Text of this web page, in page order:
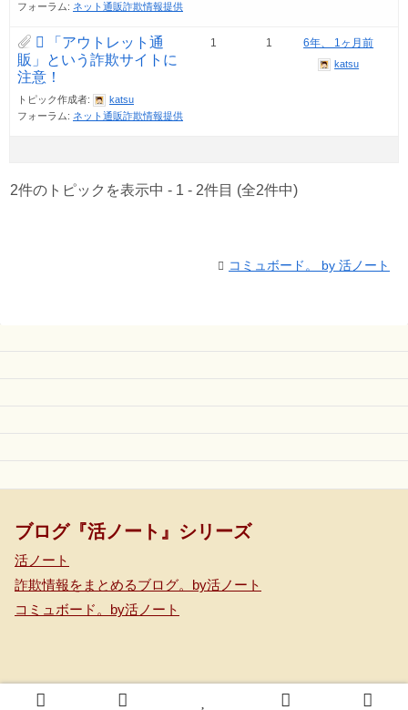
フォーラム: ネット通販詐欺情報提供
「アウトレット通
販」という詐欺サイトに
注意！
トピック作成者:
katsu
フォーラム: ネット通販詐欺情報提供
1 1 6年、 1ヶ月前
katsu
2件のトピックを表示中 - 1 - 2件目 (全2件中)
コミュボード。 by 活ノート
ブログ『活ノート』シリーズ
活ノート
詐欺情報をまとめるブログ。by活ノート
コミュボード。by活ノート
© 2020-2026 コミュボード。 by 活ノート.